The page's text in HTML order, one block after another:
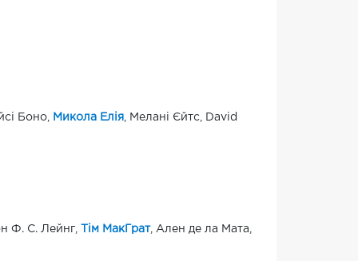
Боно, Микола Елія, Мелані Єйтс, David
Ф. С. Лейнг, Тім МакГрат, Ален де ла Мата,